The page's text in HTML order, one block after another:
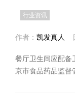
行业资讯
作者： 凯发真人
餐厅卫生间应配备
京市食品药品监督